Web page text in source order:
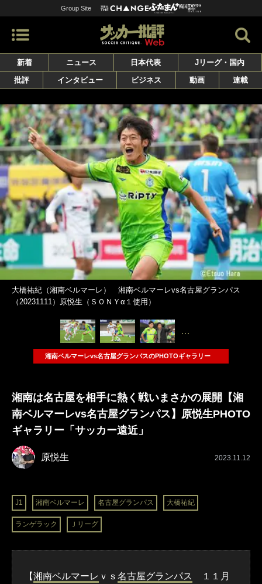
Group Site
新着 ニュース 日本代表
Jリーグ・国内
批評
インタビュー ビジネス 動画 連載
大橋祐紀（湘南ベルマーレ） 湘南ベルマーレvs名古屋グランパス
（20231111）原悦生（ＳＯＮＹα１使用）
…
湘南ベルマーレvs名古屋グランパスのPHOTOギャラリー
湘南は名古屋を相手に熱く戦いまさかの展開【湘
南ベルマーレvs名古屋グランパス】原悦生PHOTO
ギャラリー「サッカー遠近」
原悦生 2023.11.12
J1 湘南ベルマーレ 名古屋グランパス 大橋祐紀
ランゲラック Ｊリーグ
【湘南ベルマーレ ｖｓ 名古屋グランパス
１１月